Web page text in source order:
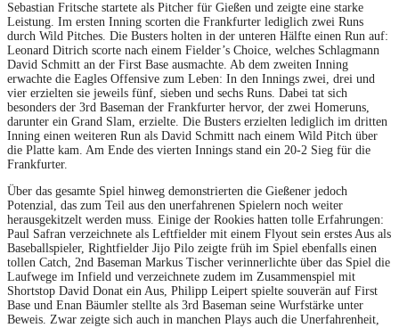
Sebastian Fritsche startete als Pitcher für Gießen und zeigte eine starke
Leistung. Im ersten Inning scorten die Frankfurter lediglich zwei Runs
durch Wild Pitches. Die Busters holten in der unteren Hälfte einen Run auf:
Leonard Ditrich scorte nach einem Fielder’s Choice, welches Schlagmann
David Schmitt an der First Base ausmachte. Ab dem zweiten Inning
erwachte die Eagles Offensive zum Leben: In den Innings zwei, drei und
vier erzielten sie jeweils fünf, sieben und sechs Runs. Dabei tat sich
besonders der 3rd Baseman der Frankfurter hervor, der zwei Homeruns,
darunter ein Grand Slam, erzielte. Die Busters erzielten lediglich im dritten
Inning einen weiteren Run als David Schmitt nach einem Wild Pitch über
die Platte kam. Am Ende des vierten Innings stand ein 20-2 Sieg für die
Frankfurter.
Über das gesamte Spiel hinweg demonstrierten die Gießener jedoch
Potenzial, das zum Teil aus den unerfahrenen Spielern noch weiter
herausgekitzelt werden muss. Einige der Rookies hatten tolle Erfahrungen:
Paul Safran verzeichnete als Leftfielder mit einem Flyout sein erstes Aus als
Baseballspieler, Rightfielder Jijo Pilo zeigte früh im Spiel ebenfalls einen
tollen Catch, 2nd Baseman Markus Tischer verinnerlichte über das Spiel die
Laufwege im Infield und verzeichnete zudem im Zusammenspiel mit
Shortstop David Donat ein Aus, Philipp Leipert spielte souverän auf First
Base und Enan Bäumler stellte als 3rd Baseman seine Wurfstärke unter
Beweis. Zwar zeigte sich auch in manchen Plays auch die Unerfahrenheit,